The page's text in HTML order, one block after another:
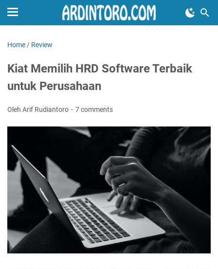
Home / Review
Kiat Memilih HRD Software Terbaik
untuk Perusahaan
Oleh Arif Rudiantoro 7 comments